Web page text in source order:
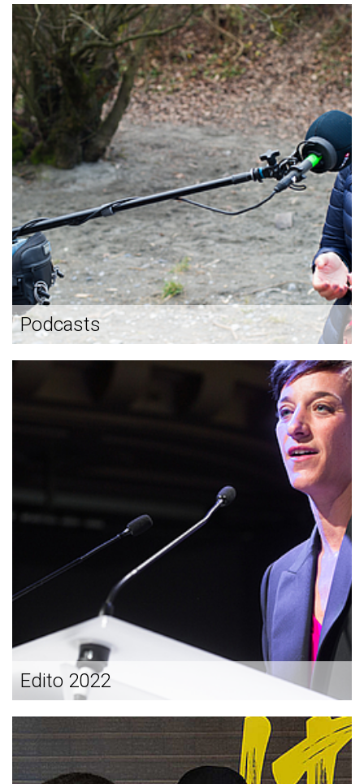
Podcasts
Edito 2022